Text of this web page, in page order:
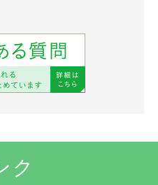
ク